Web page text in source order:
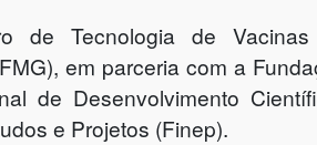
de Tecnologia de Vacinas
em parceria com a
de Desenvolvimento
e Projetos (Finep).